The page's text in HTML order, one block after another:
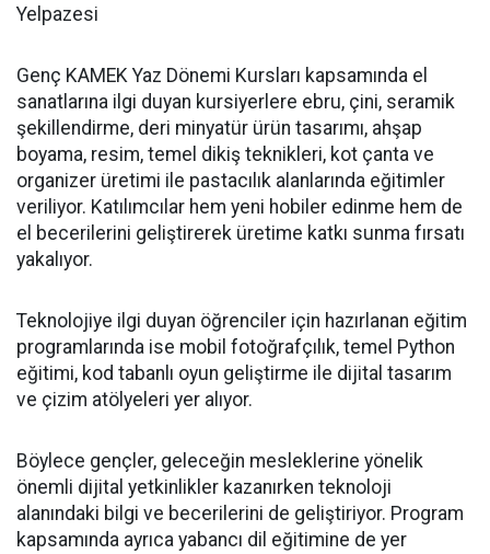
Yelpazesi
Genç KAMEK Yaz Dönemi Kursları kapsamında el
sanatlarına ilgi duyan kursiyerlere ebru, çini, seramik
şekillendirme, deri minyatür ürün tasarımı, ahşap
boyama, resim, temel dikiş teknikleri, kot çanta ve
organizer üretimi ile pastacılık alanlarında eğitimler
veriliyor. Katılımcılar hem yeni hobiler edinme hem de
el becerilerini geliştirerek üretime katkı sunma fırsatı
yakalıyor.
Teknolojiye ilgi duyan öğrenciler için hazırlanan eğitim
programlarında ise mobil fotoğrafçılık, temel Python
eğitimi, kod tabanlı oyun geliştirme ile dijital tasarım
ve çizim atölyeleri yer alıyor.
Böylece gençler, geleceğin mesleklerine yönelik
önemli dijital yetkinlikler kazanırken teknoloji
alanındaki bilgi ve becerilerini de geliştiriyor. Program
kapsamında ayrıca yabancı dil eğitimine de yer